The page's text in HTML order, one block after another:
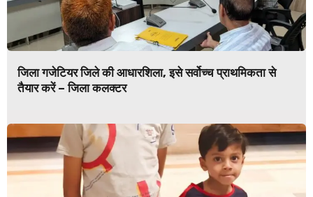
जिला गजेटियर जिले की आधारशिला, इसे सर्वोच्च प्राथमिकता से
तैयार करें – जिला कलक्टर